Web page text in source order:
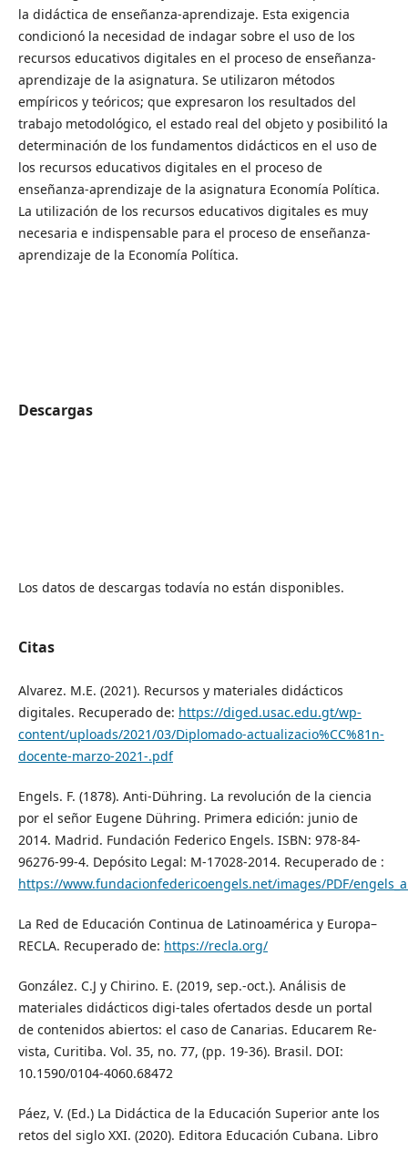
la didáctica de enseñanza-aprendizaje. Esta exigencia
condicionó la necesidad de indagar sobre el uso de los
recursos educativos digitales en el proceso de enseñanza-
aprendizaje de la asignatura. Se utilizaron métodos
empíricos y teóricos; que expresaron los resultados del
trabajo metodológico, el estado real del objeto y posibilitó la
determinación de los fundamentos didácticos en el uso de
los recursos educativos digitales en el proceso de
enseñanza-aprendizaje de la asignatura Economía Política.
La utilización de los recursos educativos digitales es muy
necesaria e indispensable para el proceso de enseñanza-
aprendizaje de la Economía Política.
Descargas
Los datos de descargas todavía no están disponibles.
Citas
Alvarez. M.E. (2021). Recursos y materiales didácticos
digitales. Recuperado de: https://diged.usac.edu.gt/wp-
content/uploads/2021/03/Diplomado-actualizacio%CC%81n-
docente-marzo-2021-.pdf
Engels. F. (1878). Anti-Dühring. La revolución de la ciencia
por el señor Eugene Dühring. Primera edición: junio de
2014. Madrid. Fundación Federico Engels. ISBN: 978-84-
96276-99-4. Depósito Legal: M-17028-2014. Recuperado de :
https://www.fundacionfedericoengels.net/images/PDF/
La Red de Educación Continua de Latinoamérica y Europa–
RECLA. Recuperado de: https://recla.org/
González. C.J y Chirino. E. (2019, sep.-oct.). Análisis de
materiales didácticos digi-tales ofertados desde un portal
de contenidos abiertos: el caso de Canarias. Educarem Re-
vista, Curitiba. Vol. 35, no. 77, (pp. 19-36). Brasil. DOI:
10.1590/0104-4060.68472
Páez, V. (Ed.) La Didáctica de la Educación Superior ante los
retos del siglo XXI. (2020). Editora Educación Cubana. Libro